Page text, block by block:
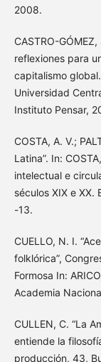
2008.
CASTRO-
reflexiones para
capitalismo
Universidad
Instituto Pensar,
COSTA, A. V.;
Latina”. In:
intelectual e
séculos XIX e XX.
-13.
CUELLO, N. I.
folklórica”,
Formosa In:
Academia
CULLEN, C. “La
entiende la
producción, 43,